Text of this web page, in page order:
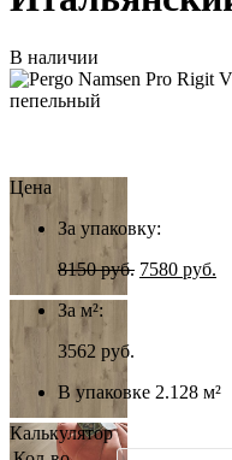
В наличии
Цена
За упаковку:
8150руб. 7580 руб.
За м²:
3562 руб.
В упаковке 2.128 м²
Калькулятор